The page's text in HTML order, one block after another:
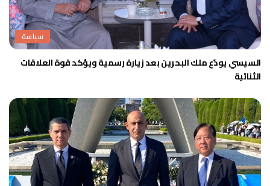
سياسة
السيسي يودّع ملك البحرين بعد زيارة رسمية ويؤكد قوة العلاقات
الثنائية